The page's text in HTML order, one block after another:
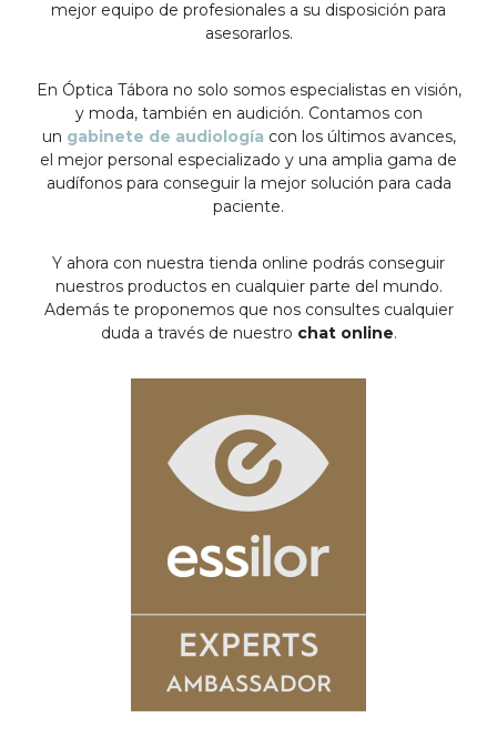
mejor equipo de profesionales a su disposición para
asesorarlos.
En Óptica Tábora no solo somos especialistas en visión,
y moda, también en audición. Contamos con
un gabinete de audiología con los últimos avances,
el mejor personal especializado y una amplia gama de
audífonos para conseguir la mejor solución para cada
paciente.
Y ahora con nuestra tienda online podrás conseguir
nuestros productos en cualquier parte del mundo.
Además te proponemos que nos consultes cualquier
duda a través de nuestro chat online.